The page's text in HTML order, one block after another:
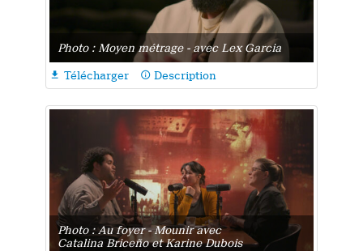
Photo : Moyen métrage - avec Lex Garcia
 Télécharger info_outline Description
Photo : Au foyer - Mounir avec
Catalina Briceño et Karine Dubois